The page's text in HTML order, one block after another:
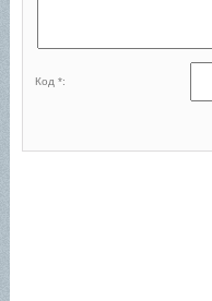
Код *: